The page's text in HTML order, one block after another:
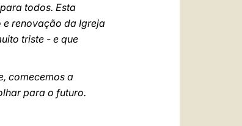
todos. Esta
e renovação da Igreja
triste - e que
comecemos a
para o futuro.